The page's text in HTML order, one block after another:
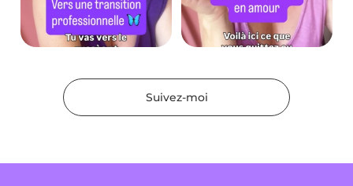
Suivez-moi